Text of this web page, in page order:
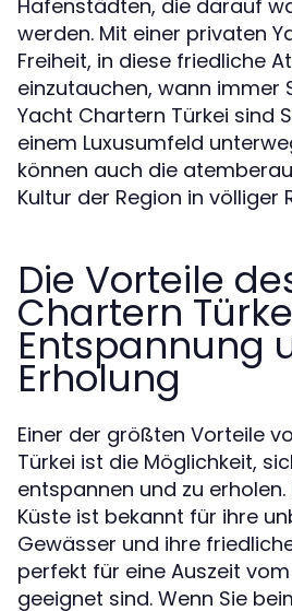
Hafenstädten, die darauf
werden. Mit einer privaten
Freiheit, in diese friedliche
einzutauchen, wann immer
Yacht Chartern Türkei sind
einem Luxusumfeld
können auch die
Kultur der Region in völliger
Die Vorteile
Chartern
Entspannung
Erholung
Einer der größten Vorteile
Türkei ist die Möglichkeit,
entspannen und zu erholen.
Küste ist bekannt für ihre
Gewässer und ihre
perfekt für eine Auszeit
geeignet sind. Wenn Sie